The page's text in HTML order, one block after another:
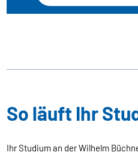
So läuft Ihr
Ihr Studium an der Wilhelm